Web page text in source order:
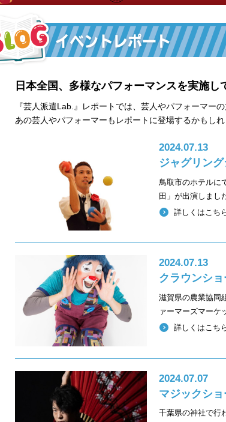
日本全国、多様なパフォーマンスを実施し
『芸人派遣Lab.』レポートでは、芸人やパフォーマー
あの芸人やパフォーマーもレポートに登場するかもしれ
2024.07.13
ジャグリン
鳥取市のホテルに
田」が出演しまし
詳しくはこち
2024.07.13
クラウンシ
滋賀県の農業協同
ァーマーズマーケ
詳しくはこち
2024.07.07
マジックシ
千葉県の神社で行